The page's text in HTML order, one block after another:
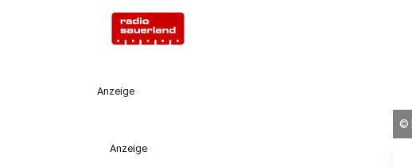
Anzeige
Anzeige
©